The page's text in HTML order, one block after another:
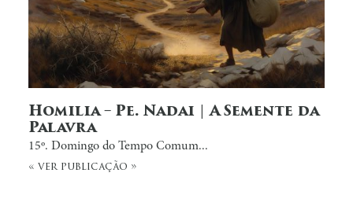
Homilia – Pe. Nadai | A Semente da
Palavra
15º. Domingo do Tempo Comum...
« ver publicação »